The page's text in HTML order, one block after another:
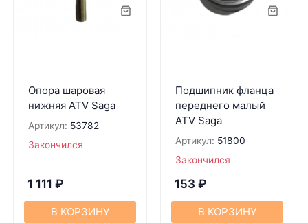
Опора шаровая
нижняя ATV Saga
Артикул: 53782
Закончился
1 111 ₽
В КОРЗИНУ
Подшипник фланца
переднего малый
ATV Saga
Артикул: 51800
Закончился
153 ₽
В КОРЗИНУ